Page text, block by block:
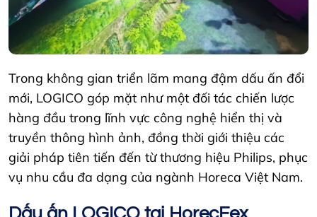
Trong không gian triển lãm mang đậm dấu ấn đổi
mới, LOGICO góp mặt như một đối tác chiến lược
hàng đầu trong lĩnh vực công nghệ hiển thị và
truyền thông hình ảnh, đồng thời giới thiệu các
giải pháp tiên tiến đến từ thương hiệu Philips, phục
vụ nhu cầu đa dạng của ngành Horeca Việt Nam.
Dấu ấn LOGICO tại HorecFex